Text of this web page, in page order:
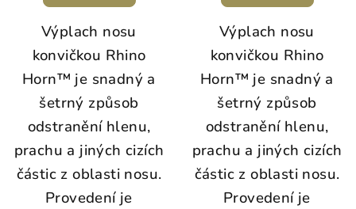
Výplach nosu
konvičkou Rhino
Horn™ je snadný a
šetrný způsob
odstranění hlenu,
prachu a jiných cizích
částic z oblasti nosu.
Provedení je
Výplach nosu
konvičkou Rhino
Horn™ je snadný a
šetrný způsob
odstranění hlenu,
prachu a jiných cizích
částic z oblasti nosu.
Provedení je